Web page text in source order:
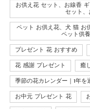
お供え花 セット、お線香
セット、
ペット お供え花、犬 猫 お
ペット供
プレゼント 花 おすすめ
花 感謝 プレゼント 癒
季節の花カレンダー｜1年
お中元 プレゼント 花